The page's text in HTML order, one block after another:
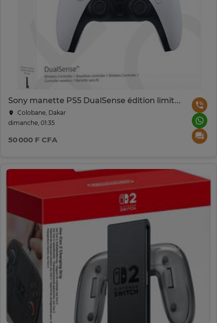
Sony manette PS5 DualSense édition limitée jeux
Colobane, Dakar
dimanche, 01:35
50 000 F CFA